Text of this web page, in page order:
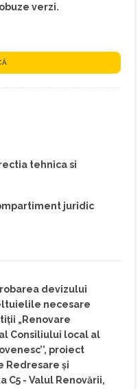
verzi.
tehnica si
juridic
devizului
necesare
„Renovare
Consiliului local al
proiect
Redresare și
C5 - Valul Renovării,